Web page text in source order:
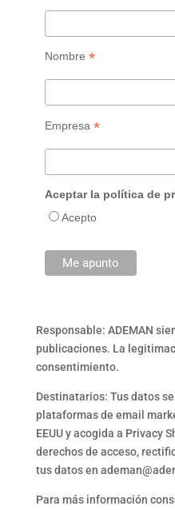
Nombre *
Empresa *
Aceptar la política de
Acepto
Responsable: ADEMAN
publicaciones. La
consentimiento.
Destinatarios: Tus datos
plataformas de email
EEUU y acogida a Privacy
derechos de acceso,
tus datos en
Para más información